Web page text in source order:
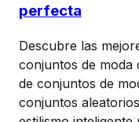
perfecta
Descubre las
conjuntos de moda
de conjuntos de
conjuntos